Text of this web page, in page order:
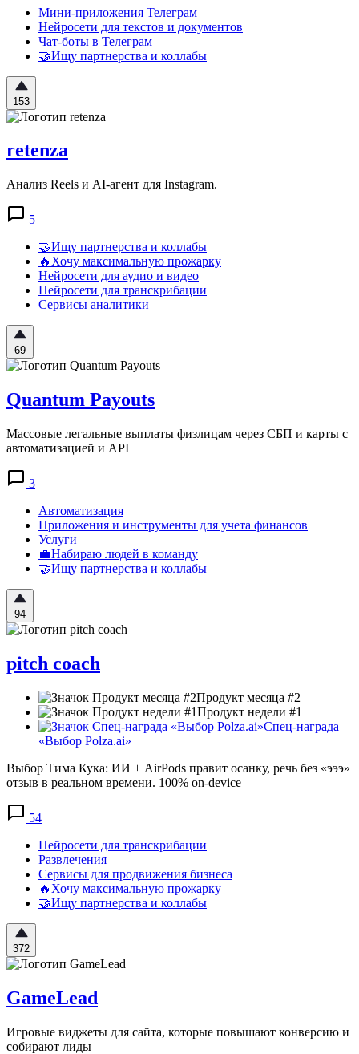
Мини-приложения Телеграм
Нейросети для текстов и документов
Чат-боты в Телеграм
🤝Ищу партнерства и коллабы
153
retenza
Анализ Reels и AI-агент для Instagram.
5
🤝Ищу партнерства и коллабы
🔥Хочу максимальную прожарку
Нейросети для аудио и видео
Нейросети для транскрибации
Сервисы аналитики
69
Quantum Payouts
Массовые легальные выплаты физлицам через СБП и карты с
автоматизацией и API
3
Автоматизация
Приложения и инструменты для учета финансов
Услуги
💼Набираю людей в команду
🤝Ищу партнерства и коллабы
94
pitch coach
Продукт месяца #2
Продукт недели #1
Спец-награда
«Выбор Polza.ai»
Выбор Тима Кука: ИИ + AirPods правит осанку, речь без «эээ»
отзыв в реальном времени. 100% on-device
54
Нейросети для транскрибации
Развлечения
Сервисы для продвижения бизнеса
🔥Хочу максимальную прожарку
🤝Ищу партнерства и коллабы
372
GameLead
Игровые виджеты для сайта, которые повышают конверсию и
собирают лиды